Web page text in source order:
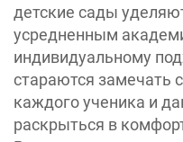
детские сады
усредненным
индивидуальному
стараются замечать
каждого ученика и
раскрыться в